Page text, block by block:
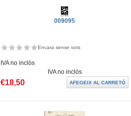
009095
Encara sense vots
IVA no inclòs
IVA no inclòs
€18,50